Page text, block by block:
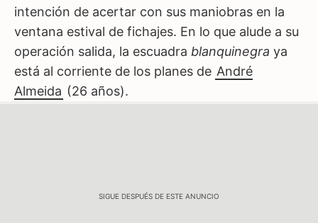
intención de acertar con sus maniobras en la
ventana estival de fichajes. En lo que alude a su
operación salida, la escuadra blanquinegra ya
está al corriente de los planes de André
Almeida (26 años).
SIGUE DESPUÉS DE ESTE ANUNCIO